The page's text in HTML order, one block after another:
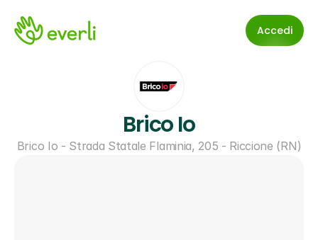
Accedi
Brico Io
Brico Io - Strada Statale Flaminia, 205 - Riccione (RN)